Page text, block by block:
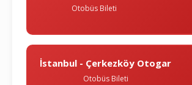
Otobüs Bileti
İstanbul - Çerkezköy Otogar
Otobüs Bileti